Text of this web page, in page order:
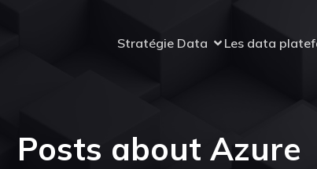
Stratégie Data Les data
Posts about Azure